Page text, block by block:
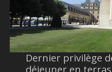
Dernier privilège